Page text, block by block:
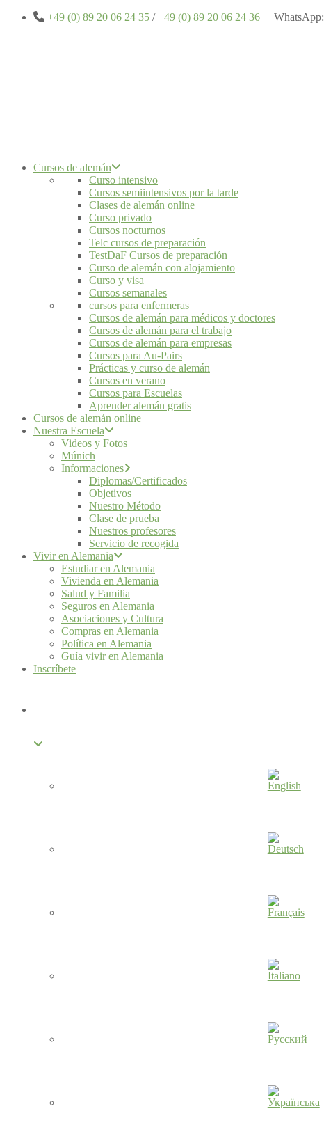
+49 (0) 89 20 06 24 35 /+49 (0) 89 20 06 24 36 WhatsApp:
Cursos de alemán
Curso intensivo
Cursos semiintensivos por la tarde
Clases de alemán online
Curso privado
Cursos nocturnos
Telc cursos de preparación
TestDaF Cursos de preparación
Curso de alemán con alojamiento
Curso y visa
Cursos semanales
cursos para enfermeras
Cursos de alemán para médicos y doctores
Cursos de alemán para el trabajo
Cursos de alemán para empresas
Cursos para Au-Pairs
Prácticas y curso de alemán
Cursos en verano
Cursos para Escuelas
Aprender alemán gratis
Cursos de alemán online
Nuestra Escuela
Videos y Fotos
Múnich
Informaciones
Diplomas/Certificados
Objetivos
Nuestro Método
Clase de prueba
Nuestros profesores
Servicio de recogida
Vivir en Alemania
Estudiar en Alemania
Vivienda en Alemania
Salud y Familia
Seguros en Alemania
Asociaciones y Cultura
Compras en Alemania
Política en Alemania
Guía vivir en Alemania
Inscríbete